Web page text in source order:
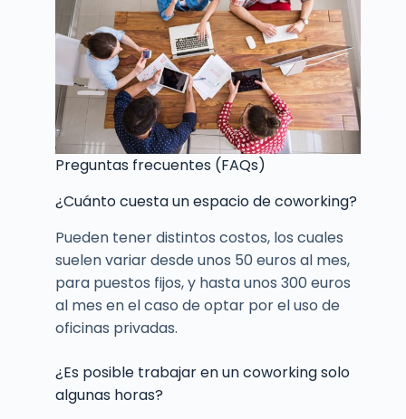
Preguntas frecuentes (FAQs)
¿Cuánto cuesta un espacio de coworking?
Pueden tener distintos costos, los cuales
suelen variar desde unos 50 euros al mes,
para puestos fijos, y hasta unos 300 euros
al mes en el caso de optar por el uso de
oficinas privadas.
¿Es posible trabajar en un coworking solo
algunas horas?